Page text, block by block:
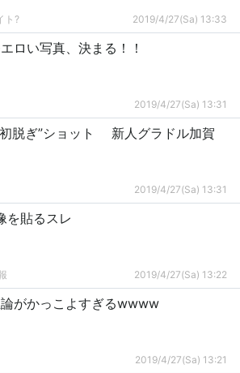
ト? 2019/4/27(Sa) 13:33
ロい写真、決まる！！
2019/4/27(Sa) 13:31
脱ぎ”ショット 新人グラドル加賀
2019/4/27(Sa) 13:31
を貼るスレ
2019/4/27(Sa) 13:22
論がかっこよすぎるwwww
2019/4/27(Sa) 13:21